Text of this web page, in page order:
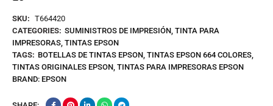
SKU: T664420
CATEGORIES: SUMINISTROS DE IMPRESIÓN, TINTA PARA
IMPRESORAS, TINTAS EPSON
TAGS: BOTELLAS DE TINTAS EPSON, TINTAS EPSON 664 COLORES,
TINTAS ORIGINALES EPSON, TINTAS PARA IMPRESORAS EPSON
BRAND: EPSON